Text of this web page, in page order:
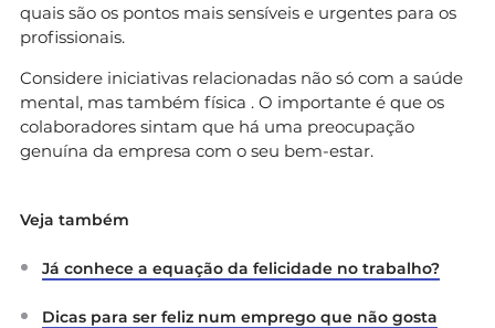
quais são os pontos mais sensíveis e urgentes para os
profissionais.
Considere iniciativas relacionadas não só com a saúde
mental, mas também física . O importante é que os
colaboradores sintam que há uma preocupação
genuína da empresa com o seu bem-estar.
Veja também
Já conhece a equação da felicidade no trabalho?
Dicas para ser feliz num emprego que não gosta